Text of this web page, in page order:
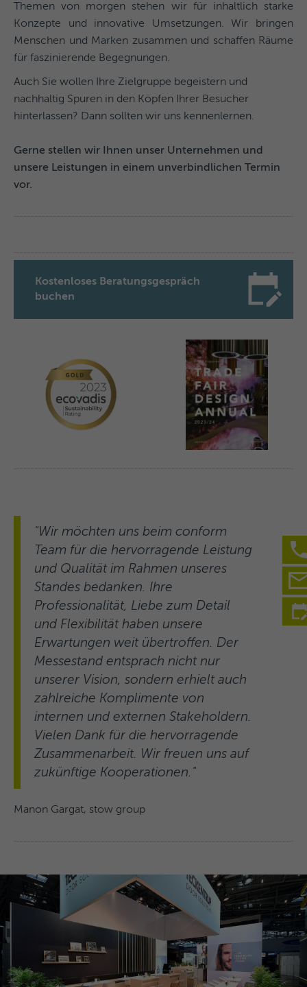
Themen von morgen stehen wir für inhaltlich starke
Konzepte und innovative Umsetzungen. Wir bringen
Menschen und Marken zusammen und schaffen Räume
für faszinierende Begegnungen.
Auch Sie wollen Ihre Zielgruppe begeistern und
nachhaltig Spuren in den Köpfen Ihrer Besucher
hinterlassen? Dann sollten wir uns kennenlernen.
Gerne stellen wir Ihnen unser Unternehmen und
unsere Leistungen in einem unverbindlichen Termin
vor.
Kostenloses Beratungsgespräch
buchen
"Wir möchten uns beim conform
Team für die hervorragende Leistung
und Qualität im Rahmen unseres
Standes bedanken. Ihre
Professionalität, Liebe zum Detail
und Flexibilität haben unsere
Erwartungen weit übertroffen. Der
Messestand entsprach nicht nur
unserer Vision, sondern erhielt auch
zahlreiche Komplimente von
internen und externen Stakeholdern.
Vielen Dank für die hervorragende
Zusammenarbeit. Wir freuen uns auf
zukünftige Kooperationen."
Manon Gargat, stow group